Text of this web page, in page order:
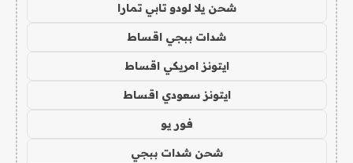
شحن يلا لودو تابي تمارا
شدات ببجي اقساط
ايتونز امريكي اقساط
ايتونز سعودي اقساط
فور يو
شحن شدات ببجي